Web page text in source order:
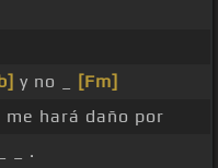
y no _
[Fm]
me hará daño por
_ .